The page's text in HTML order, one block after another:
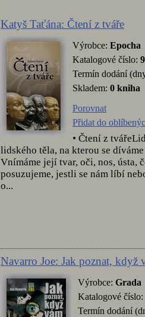
Katyš Taťána: Čtení z tváře
Výrobce: Epocha
Katalogové číslo:
Termín dodání
Skladem: 0 kniha
Porovnat
Přidat do
• Čtení z
lidského těla, na kterou se
Vnímáme její tvar, oči, nos, ústa,
posuzujeme, jestli se nám líbí
o...
Navarro Joe: Jak poznat, když
Výrobce: Grada
Katalogové číslo:
Termín dodání